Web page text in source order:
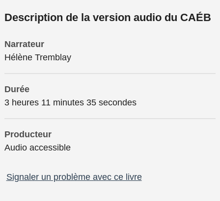
Description de la version audio du CAÉB
Narrateur
Hélène Tremblay
Durée
3 heures 11 minutes 35 secondes
Producteur
Audio accessible
Signaler un problème avec ce livre